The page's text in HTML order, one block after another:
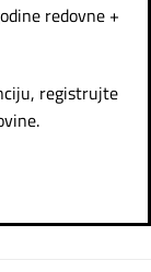
redovne +
registrujte